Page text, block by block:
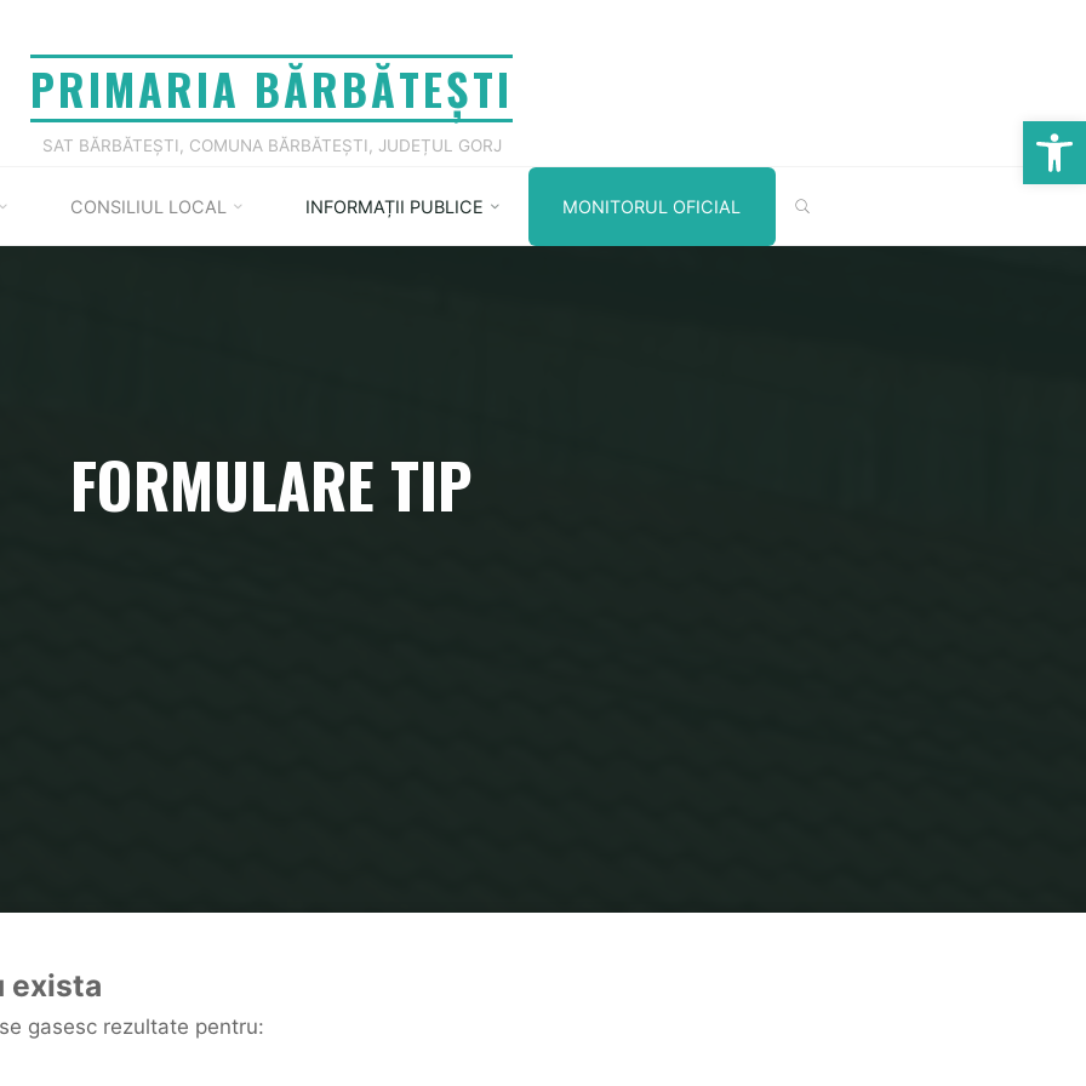
PRIMARIA BĂRBĂTEȘTI
SAT BĂRBĂTEȘTI, COMUNA BĂRBĂTEȘTI, JUDEȚUL GORJ
CONSILIUL LOCAL INFORMAȚII PUBLICE MONITORUL OFICIAL
FORMULARE TIP
exista
gasesc rezultate pentru: